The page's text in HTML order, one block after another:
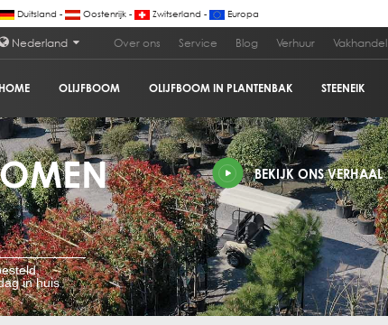
Duitsland - Oostenrijk - Zwitserland - Europa
Nederland Over ons Service Blog Verhuur Vakhandel
HOME OLIJFBOOM OLIJFBOOM IN PLANTENBAK STEENEIK
BEKIJK ONS VERHAAL
in huis